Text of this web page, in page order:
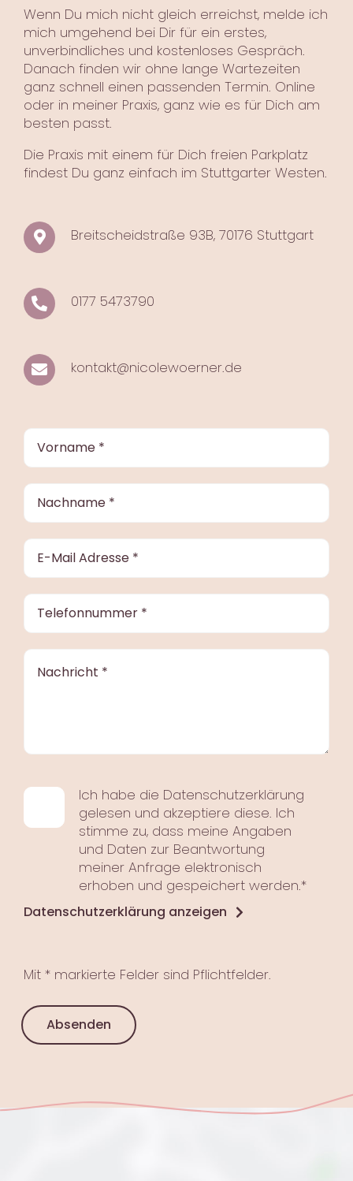
Wenn Du mich nicht gleich erreichst, melde ich
mich umgehend bei Dir für ein erstes,
unverbindliches und kostenloses Gespräch.
Danach finden wir ohne lange Wartezeiten
ganz schnell einen passenden Termin. Online
oder in meiner Praxis, ganz wie es für Dich am
besten passt.
Die Praxis mit einem für Dich freien Parkplatz
findest Du ganz einfach im Stuttgarter Westen.
Breitscheidstraße 93B, 70176 Stuttgart
0177 5473790
kontakt@nicolewoerner.de
Ich habe die Datenschutzerklärung
gelesen und akzeptiere diese. Ich
stimme zu, dass meine Angaben
und Daten zur Beantwortung
meiner Anfrage elektronisch
erhoben und gespeichert werden.*
Datenschutzerklärung anzeigen
Mit * markierte Felder sind Pflichtfelder.
Absenden